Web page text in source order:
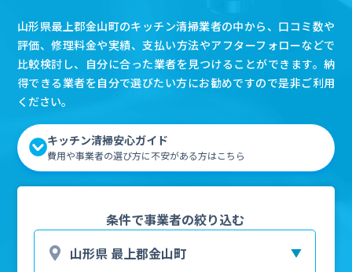
山形県最上郡金山町のキッチン清掃業者の中から、口コミ数や
評価、修理料金や実績、支払い方法やアフターフォローなどで
比較検討し、自分に合った業者を見つけることができます。納
得できる業者を自分で選びたい方にお勧めですので是非ご利用
ください。
キッチン清掃安心ガイド
費用や事業者の選び方に不安がある方はこちら
条件で事業者の絞り込む